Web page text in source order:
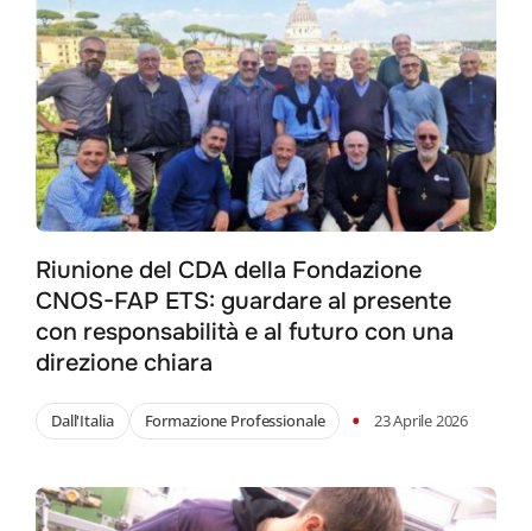
Riunione del CDA della Fondazione
CNOS-FAP ETS: guardare al presente
con responsabilità e al futuro con una
direzione chiara
Dall'Italia Formazione Professionale • 23 Aprile 2026